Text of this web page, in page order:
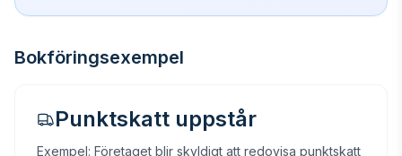
Bokföringsexempel
Punktskatt uppstår
Exempel: Företaget blir skyldigt att redovisa punktskatt